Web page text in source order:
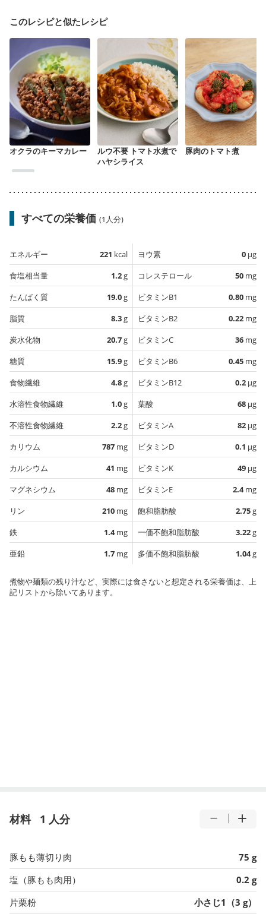
このレシピと似たレシピ
オクラのキーマカレー
ルウ不要 トマト水煮で
ハヤシライス
豚肉のトマト煮
すべての栄養価 (1人分)
エネルギー 221 kcal
食塩相当量
1.2g
たんぱく質
19.0g
脂質
8.3g
炭水化物
20.7g
糖質
15.9g
食物繊維
4.8g
水溶性食物繊維
1.0g
不溶性食物繊維
2.2g
カリウム
787 mg
カルシウム
41 mg
マグネシウム
48 mg
リン
210 mg
鉄
1.4mg
亜鉛
1.7 mg
ヨウ素 0 µg
コレステロール
50 mg
ビタミンB1
0.80 mg
ビタミンB2
0.22 mg
ビタミンC
36 mg
ビタミンB6
0.45 mg
ビタミンB12
0.2 µg
葉酸
68 µg
ビタミンA
82 µg
ビタミンD
0.1 µg
ビタミンK
49 µg
ビタミンE
2.4mg
飽和脂肪酸
2.75g
一価不飽和脂肪酸
3.22g
多価不飽和脂肪酸
1.04g
煮物や麺類の残り汁など、実際には食さないと想定される栄養価は、上
記リストから除いてあります。
材料 1 人分
豚もも薄切り肉
75 g
塩（豚もも肉用）
0.2 g
片栗粉
小さじ1（3 g）